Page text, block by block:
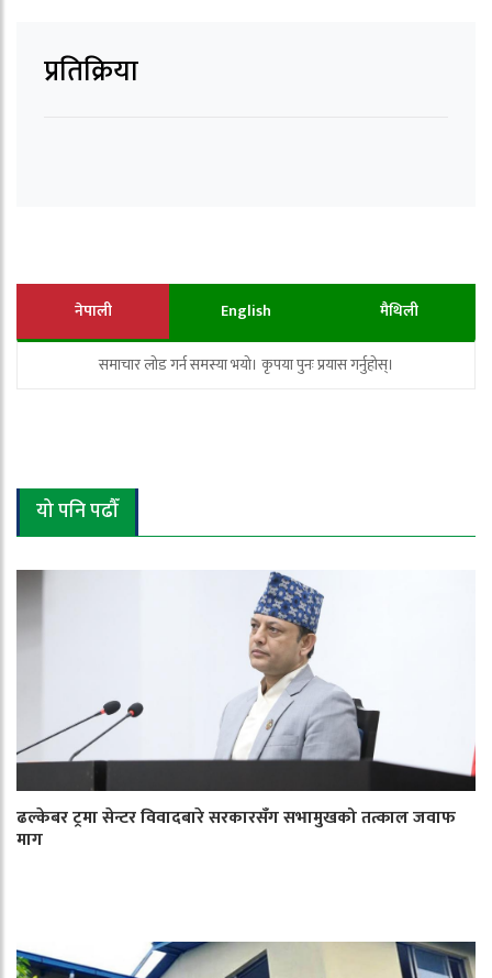
प्रतिक्रिया
नेपाली English मैथिली
समाचार लोड गर्न समस्या भयो। कृपया पुनः प्रयास गर्नुहोस्।
यो पनि पढौँ
ढल्केबर ट्रमा सेन्टर विवादबारे सरकारसँग सभामुखको तत्काल जवाफ
माग